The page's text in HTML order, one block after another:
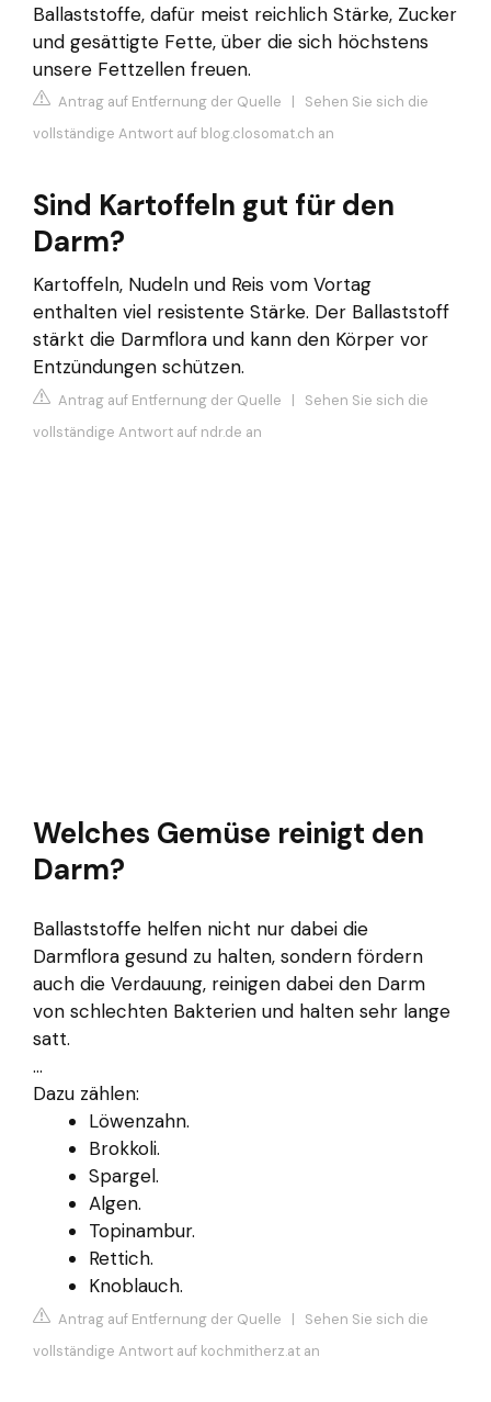
Ballaststoffe, dafür meist reichlich Stärke, Zucker
und gesättigte Fette, über die sich höchstens
unsere Fettzellen freuen.
Antrag auf Entfernung der Quelle | Sehen Sie sich die
vollständige Antwort auf blog.closomat.ch an
Sind Kartoffeln gut für den
Darm?
Kartoffeln, Nudeln und Reis vom Vortag
enthalten viel resistente Stärke. Der Ballaststoff
stärkt die Darmflora und kann den Körper vor
Entzündungen schützen.
Antrag auf Entfernung der Quelle | Sehen Sie sich die
vollständige Antwort auf ndr.de an
Welches Gemüse reinigt den
Darm?
Ballaststoffe helfen nicht nur dabei die
Darmflora gesund zu halten, sondern fördern
auch die Verdauung, reinigen dabei den Darm
von schlechten Bakterien und halten sehr lange
satt.
...
Dazu zählen:
Löwenzahn.
Brokkoli.
Spargel.
Algen.
Topinambur.
Rettich.
Knoblauch.
Antrag auf Entfernung der Quelle | Sehen Sie sich die
vollständige Antwort auf kochmitherz.at an